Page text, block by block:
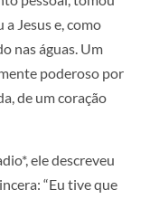
Jesus e, como
nas águas. Um
poderoso por
de um coração
ele descreveu
“Eu tive que